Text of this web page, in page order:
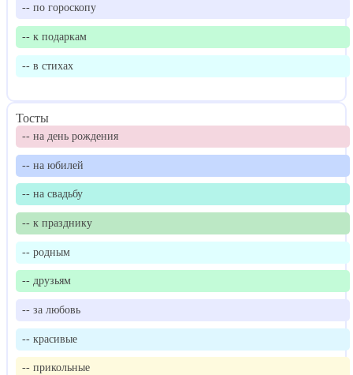
-- по гороскопу
-- к подаркам
-- в стихах
Тосты
-- на день рождения
-- на юбилей
-- на свадьбу
-- к празднику
-- родным
-- друзьям
-- за любовь
-- красивые
-- прикольные